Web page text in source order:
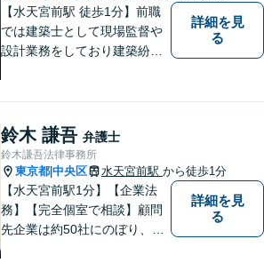
【水天宮前駅 徒歩1分】前職
では建築士として現場監督や
設計業務をしており建築紛争
のために、広く開かれた法律
事務所を目指しております。
詳細を見
る
鈴木 謙吾 弁護士
鈴木謙吾法律事務所
東京都 中央区 水天宮前駅 から徒歩1分
【水天宮前駅1分】【企業法
務】【完全個室で相談】顧問
先企業は約50社にのぼり、業
詳細を見
る